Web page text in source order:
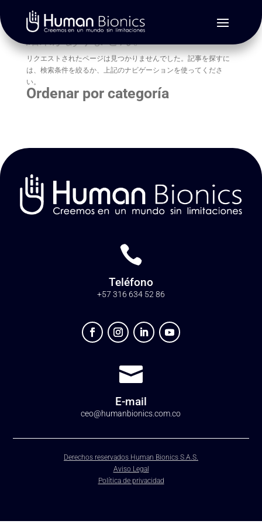
結果がありません。
リクエストされたページは見つかりませんでした。記事を探すに
は、検索条件を絞るか、上記のナビゲーションを使ってくださ
い。
Ordenar por categoría

Teléfono
+57 316 634 52 86

E-mail
ceo@humanbionics.com.co
Derechos reservados Human Bionics S.A.S.
Aviso Legal
Política de privacidad